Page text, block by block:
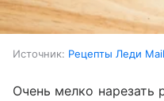
Источник: Рецепты Леди
Очень мелко нарезать